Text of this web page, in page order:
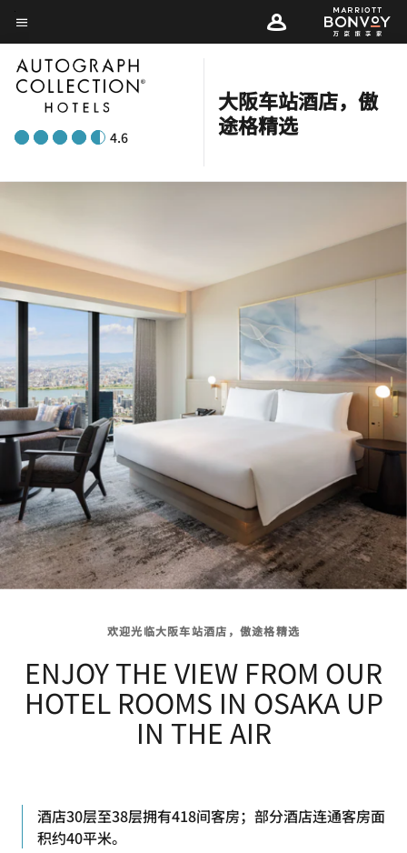
Skip
to
main
content
菜单文本
4.6
大阪车站酒店，傲
途格精选
欢迎光临大阪车站酒店，傲途格精选
ENJOY THE VIEW FROM OUR
HOTEL ROOMS IN OSAKA UP
IN THE AIR
酒店30层至38层拥有418间客房；部分酒店连通客房面
积约40平米。